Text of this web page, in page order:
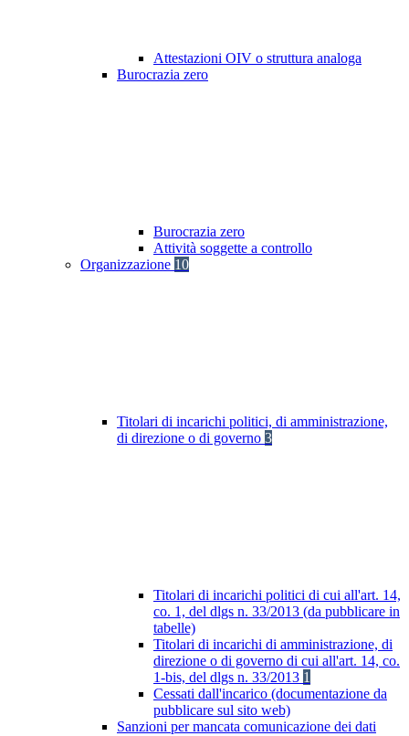
Attestazioni OIV o struttura analoga
Burocrazia zero
Burocrazia zero
Attività soggette a controllo
Organizzazione 10
Titolari di incarichi politici, di amministrazione,
di direzione o di governo 3
Titolari di incarichi politici di cui all'art. 14,
co. 1, del dlgs n. 33/2013 (da pubblicare in
tabelle)
Titolari di incarichi di amministrazione, di
direzione o di governo di cui all'art. 14, co.
1-bis, del dlgs n. 33/2013 1
Cessati dall'incarico (documentazione da
pubblicare sul sito web)
Sanzioni per mancata comunicazione dei dati